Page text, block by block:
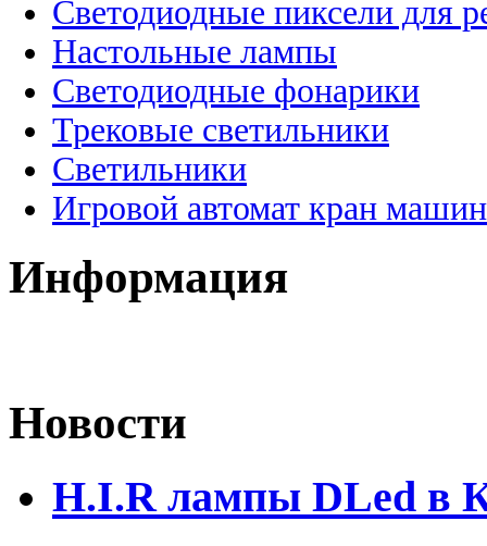
Светодиодные пиксели для
Настольные лампы
Светодиодные фонарики
Трековые светильники
Светильники
Игровой автомат кран
Информация
Новости
H.I.R лампы DLed в